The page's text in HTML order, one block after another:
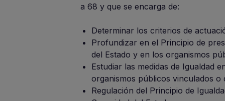
a 68 y que se encarga de:
Determinar los criterios de
Profundizar en el Principio de
del Estado y en los organismos
Estudiar las medidas de Igualdad
organismos públicos vinculados o
Regulación del Principio de